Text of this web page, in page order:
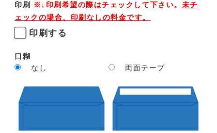
印刷 ※↓印刷希望の際はチェックして下さい。 未チ
ェックの場合、印刷なしの料金です。
印刷する
口糊
なし
両面テープ